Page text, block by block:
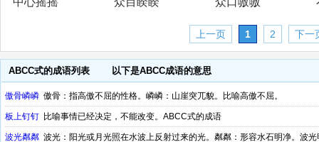
上一页 1 2 下一
ABCC式的成语列表 以下是ABCC成语的意思
傲骨嶙嶙 傲骨：指高傲不屈的性格。嶙嶙：山崖突兀貌。比喻高傲不屈。
板上钉钉 比喻事情已经决定，不能改变。ABCC式的成语
波光粼粼 波光：阳光或月光照在水波上反射过来的光。粼粼：形容水石明净。波光